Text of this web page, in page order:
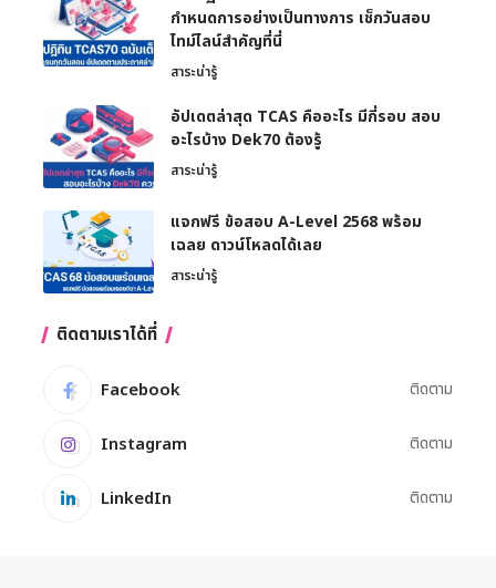
กำหนดการอย่างเป็นทางการ เช็กวันสอบ
ไทม์ไลน์สำคัญที่นี่
สาระน่ารู้
อัปเดตล่าสุด TCAS คืออะไร มีกี่รอบ สอบ
อะไรบ้าง Dek70 ต้องรู้
สาระน่ารู้
แจกฟรี ข้อสอบ A-Level 2568 พร้อม
เฉลย ดาวน์โหลดได้เลย
สาระน่ารู้
ติดตามเราได้ที่
Facebook ติดตาม
Instagram ติดตาม
LinkedIn ติดตาม